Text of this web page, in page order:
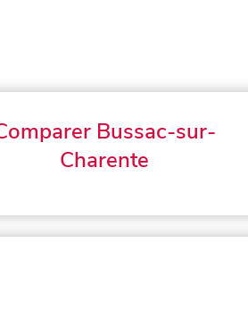
Bussac-sur-
Charente